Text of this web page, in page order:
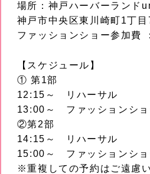
場所：神戸ハーバーランド
神戸市中央区東川崎町1丁目
ファッションショー参加費
【スケジュール】
① 第1部
12:15～ リハーサル
13:00～ ファッションショ
②第2部
14:15～ リハーサル
15:00～ ファッションショ
※重複しての予約はご遠慮